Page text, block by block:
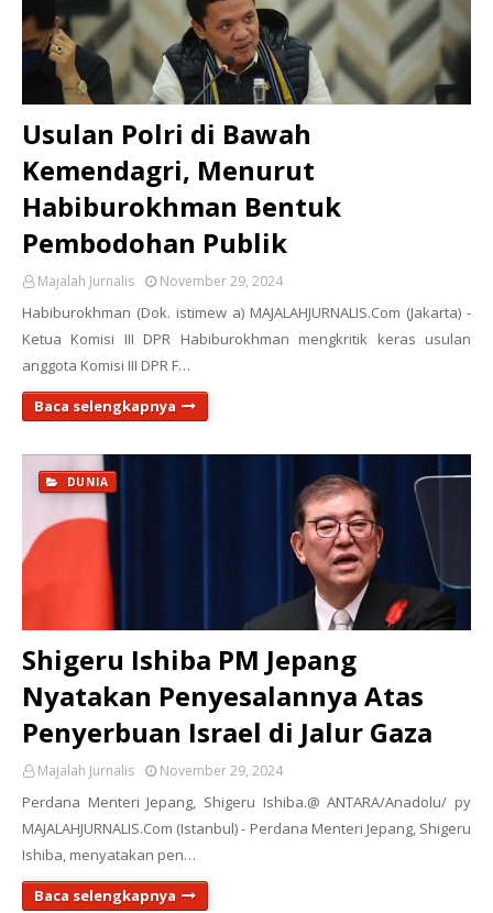
Usulan Polri di Bawah
Kemendagri, Menurut
Habiburokhman Bentuk
Pembodohan Publik
Majalah Jurnalis November 29, 2024
Habiburokhman (Dok. istimew a) MAJALAHJURNALIS.Com (Jakarta) -
Ketua Komisi III DPR Habiburokhman mengkritik keras usulan
anggota Komisi III DPR F…
Baca selengkapnya
DUNIA
Shigeru Ishiba PM Jepang
Nyatakan Penyesalannya Atas
Penyerbuan Israel di Jalur Gaza
Majalah Jurnalis November 29, 2024
Perdana Menteri Jepang, Shigeru Ishiba.@ ANTARA/Anadolu/ py
MAJALAHJURNALIS.Com (Istanbul) - Perdana Menteri Jepang, Shigeru
Ishiba, menyatakan pen…
Baca selengkapnya